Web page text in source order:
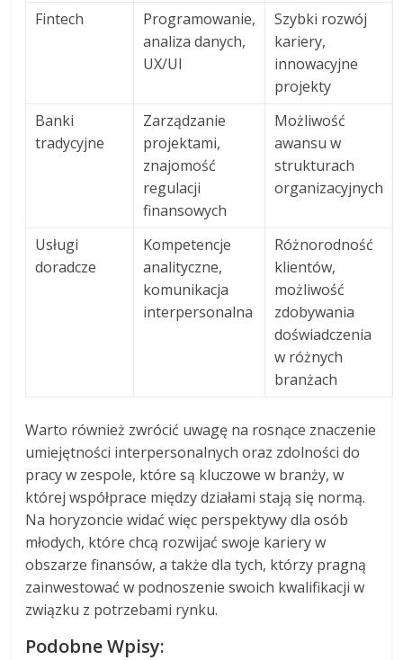
Fintech
Programowanie,
analiza danych,
UX/UI
Szybki rozwój
kariery,
innowacyjne
projekty
Banki
tradycyjne
Zarządzanie
projektami,
znajomość
regulacji
finansowych
Możliwość
awansu w
strukturach
organizacyjnych
Usługi
doradcze
Kompetencje
analityczne,
komunikacja
interpersonalna
Różnorodność
klientów,
możliwość
zdobywania
doświadczenia
w różnych
branżach
Warto również zwrócić uwagę na rosnące znaczenie
umiejętności interpersonalnych oraz zdolności do
pracy w zespole, które są kluczowe w branży, w
której współprace między działami stają się normą.
Na horyzoncie widać więc perspektywy dla osób
młodych, które chcą rozwijać swoje kariery w
obszarze finansów, a także dla tych, którzy pragną
zainwestować w podnoszenie swoich kwalifikacji w
związku z potrzebami rynku.
Podobne Wpisy: